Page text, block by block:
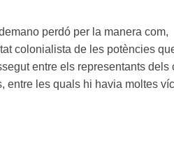
perdó per la manera com,
colonialista de les potències
entre els representants dels
entre les quals hi havia moltes